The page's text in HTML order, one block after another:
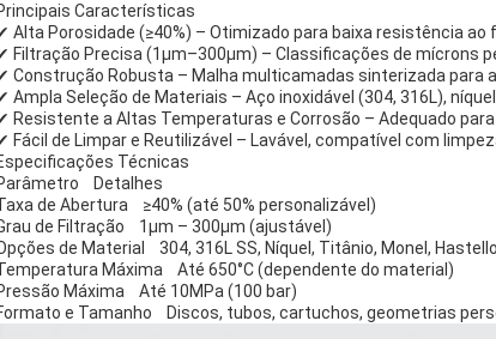
Características
Alta Porosidade (≥40%) – Otimizado para baixa resistência ao
Filtração Precisa (1μm–300μm) – Classificações de mícrons
Construção Robusta – Malha multicamadas sinterizada para
Ampla Seleção de Materiais – Aço inoxidável (304, 316L),
Resistente a Altas Temperaturas e Corrosão – Adequado
Fácil de Limpar e Reutilizável – Lavável, compatível com
Técnicas
Detalhes
de Abertura ≥40% (até 50% personalizável)
de Filtração 1μm – 300μm (ajustável)
de Material 304, 316L SS, Níquel, Titânio, Monel,
Máxima Até 650°C (dependente do material)
Máxima Até 10MPa (100 bar)
e Tamanho Discos, tubos, cartuchos, geometrias